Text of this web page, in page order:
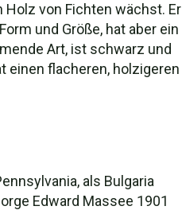
von Fichten wächst. Er
und Größe, hat aber ein
Art, ist schwarz und
einen flacheren, holzigeren
als Bulgaria
Edward Massee 1901